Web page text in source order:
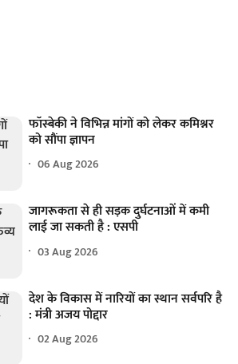
फॉस्बेकी ने विभिन्न मांगों को लेकर कमिश्नर
को सौंपा ज्ञापन
06 Aug 2026
जागरूकता से ही सड़क दुर्घटनाओं में कमी
लाई जा सकती है : एसपी
03 Aug 2026
देश के विकास में नारियों का स्थान सर्वपरि है
: मंत्री अजय पोद्दार
02 Aug 2026